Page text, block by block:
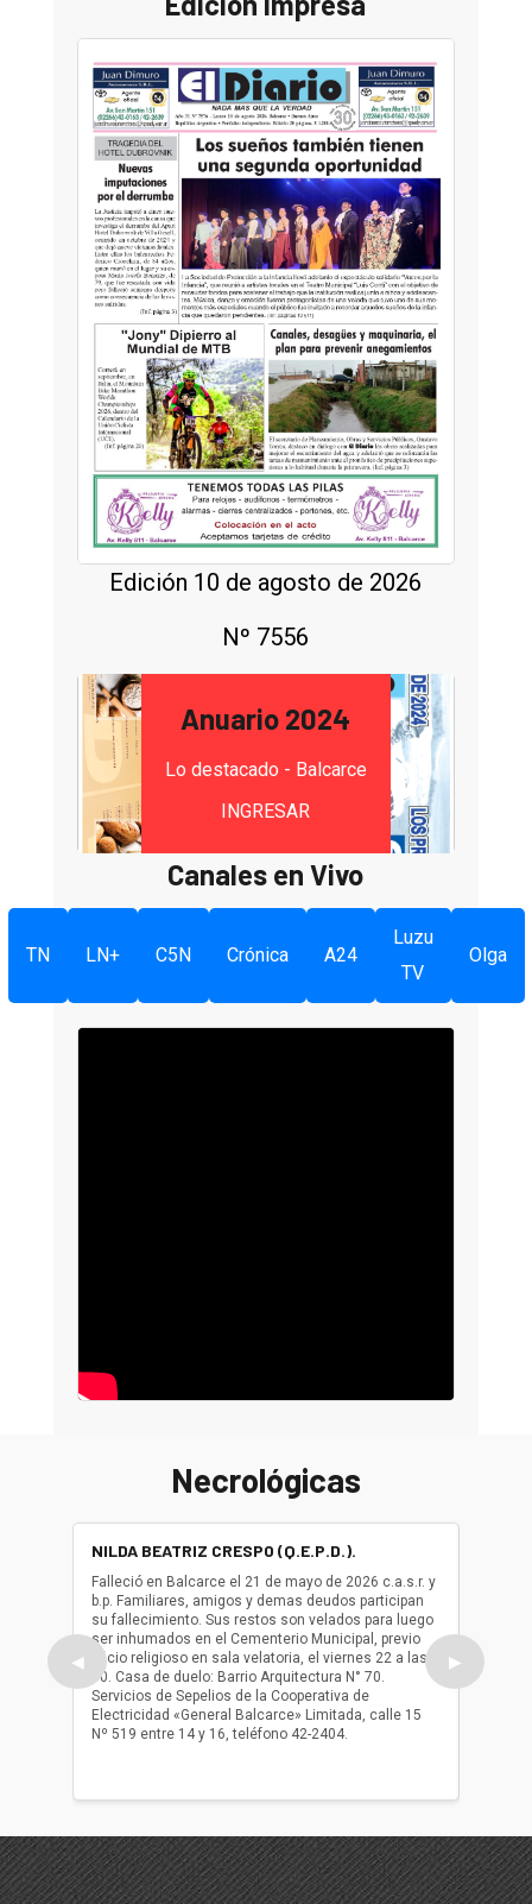
Edición 10 de agosto de 2026
Nº 7556
Anuario 2024
Lo destacado - Balcarce
INGRESAR
Canales en Vivo
TN LN+ C5N Crónica A24
Luzu
TV
Olga
Necrológicas
◀
NILDA BEATRIZ CRESPO (Q.E.P.D.).
Falleció en Balcarce el 21 de mayo de 2026 c.a.s.r. y
b.p. Familiares, amigos y demas deudos participan
su fallecimiento. Sus restos son velados para luego
ser inhumados en el Cementerio Municipal, previo
oficio religioso en sala velatoria, el viernes 22 a las
10. Casa de duelo: Barrio Arquitectura N° 70.
Servicios de Sepelios de la Cooperativa de
Electricidad «General Balcarce» Limitada, calle 15
Nº 519 entre 14 y 16, teléfono 42-2404.
ser
oficio
▶